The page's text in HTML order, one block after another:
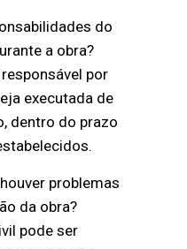
do
a obra?
por
executada de
dentro do prazo
problemas
da obra?
pode ser